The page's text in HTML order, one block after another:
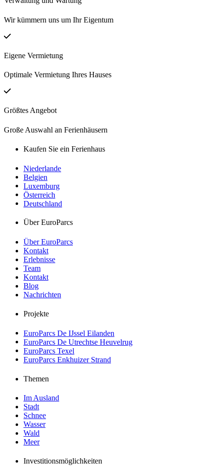
Wir kümmern uns um Ihr Eigentum
Eigene Vermietung
Optimale Vermietung Ihres Hauses
Größtes Angebot
Große Auswahl an Ferienhäusern
Kaufen Sie ein Ferienhaus
Niederlande
Belgien
Luxemburg
Österreich
Deutschland
Über EuroParcs
Über EuroParcs
Kontakt
Erlebnisse
Team
Kontakt
Blog
Nachrichten
Projekte
EuroParcs De IJssel Eilanden
EuroParcs De Utrechtse Heuvelrug
EuroParcs Texel
EuroParcs Enkhuizer Strand
Themen
Im Ausland
Stadt
Schnee
Wasser
Wald
Meer
Investitionsmöglichkeiten